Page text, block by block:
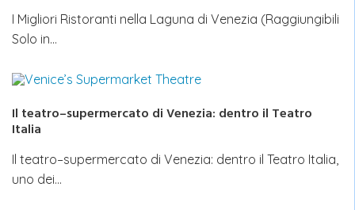
I Migliori Ristoranti nella Laguna di Venezia (Raggiungibili
Solo in…
Il teatro–supermercato di Venezia: dentro il Teatro
Italia
Il teatro–supermercato di Venezia: dentro il Teatro Italia,
uno dei…